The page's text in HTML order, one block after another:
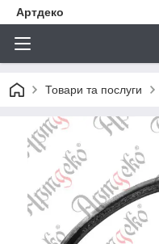
Артдеко
Товари та послуги